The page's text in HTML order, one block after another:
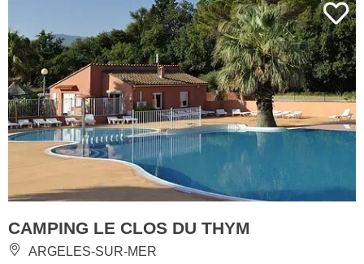
CAMPING LE CLOS DU THYM
ARGELES-SUR-MER